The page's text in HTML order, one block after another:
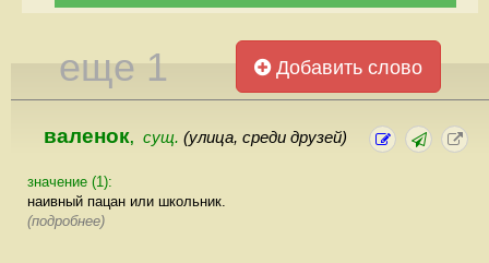
еще 1 Добавить слово
валенок, сущ. (улица, среди друзей)
значение (1):
наивный пацан или школьник.
(подробнее)